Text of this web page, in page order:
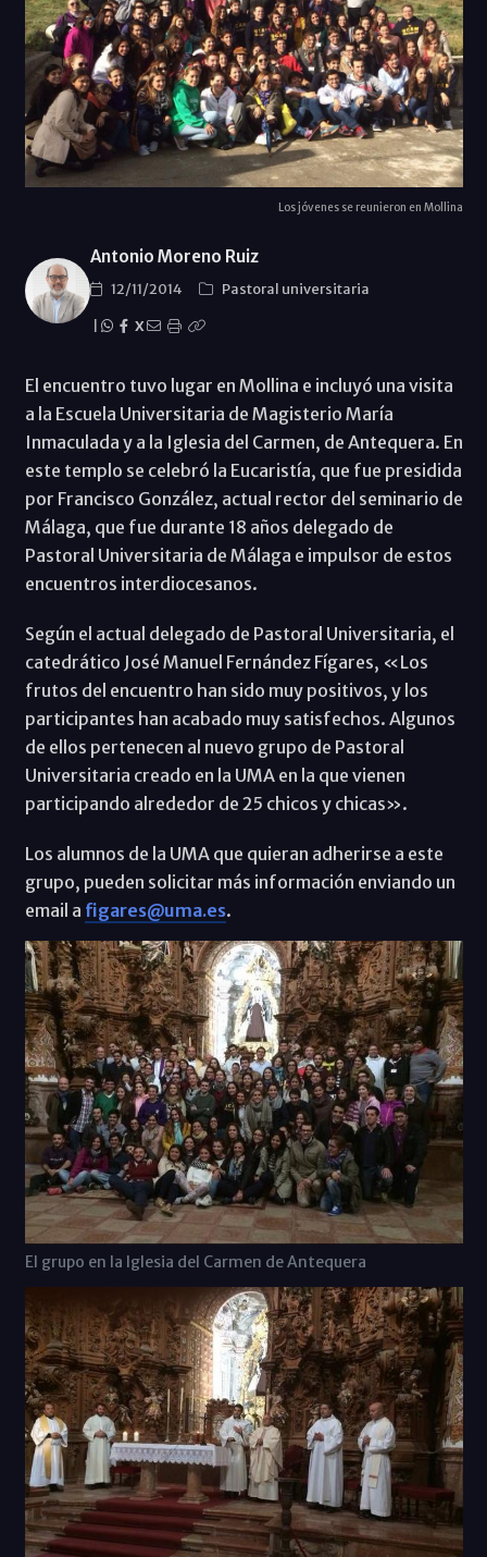
Los jóvenes se reunieron en Mollina
Antonio Moreno Ruiz
12/11/2014
Pastoral universitaria
X
El encuentro tuvo lugar en Mollina e incluyó una visita
a la Escuela Universitaria de Magisterio María
Inmaculada y a la Iglesia del Carmen, de Antequera. En
este templo se celebró la Eucaristía, que fue presidida
por Francisco González, actual rector del seminario de
Málaga, que fue durante 18 años delegado de
Pastoral Universitaria de Málaga e impulsor de estos
encuentros interdiocesanos.
Según el actual delegado de Pastoral Universitaria, el
catedrático José Manuel Fernández Fígares, «Los
frutos del encuentro han sido muy positivos, y los
participantes han acabado muy satisfechos. Algunos
de ellos pertenecen al nuevo grupo de Pastoral
Universitaria creado en la UMA en la que vienen
participando alrededor de 25 chicos y chicas».
Los alumnos de la UMA que quieran adherirse a este
grupo, pueden solicitar más información enviando un
email a figares@uma.es.
El grupo en la Iglesia del Carmen de Antequera